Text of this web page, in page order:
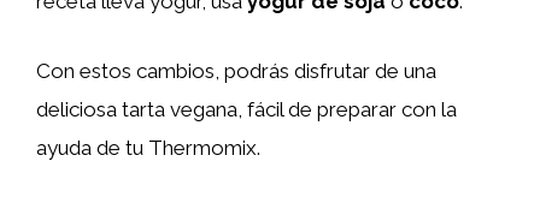
Con estos cambios, podrás disfrutar de una
deliciosa tarta vegana, fácil de preparar con la
ayuda de tu Thermomix.